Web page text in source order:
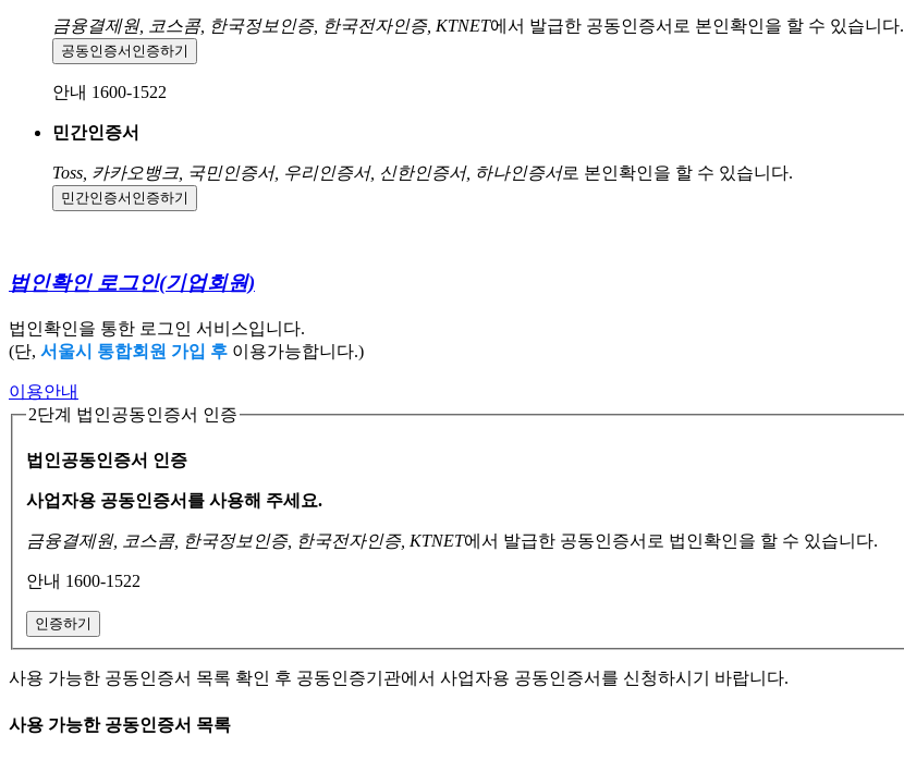
금융결제원, 코스콤, 한국정보인증, 한국전자인증, KTNET에서 발급한 공동인증서로 본인확인을 할 수 있습니다.
공동인증서 인증하기
안내 1600-1522
민간인증서
Toss, 카카오뱅크, 국민인증서, 우리인증서, 신한인증서, 하나인증서로 본인확인을 할 수 있습니다.
민간인증서 인증하기
법인확인 로그인(기업회원)
법인확인을 통한 로그인 서비스입니다.
(단, 서울시 통합회원 가입 후 이용가능합니다.)
이용안내
2단계 법인공동인증서 인증
법인공동인증서 인증
사업자용 공동인증서를 사용해 주세요.
금융결제원, 코스콤, 한국정보인증, 한국전자인증, KTNET에서 발급한 공동인증서로 법인확인을 할 수 있습니다.
안내 1600-1522
인증하기
사용 가능한 공동인증서 목록 확인 후 공동인증기관에서 사업자용 공동인증서를 신청하시기 바랍니다.
사용 가능한 공동인증서 목록